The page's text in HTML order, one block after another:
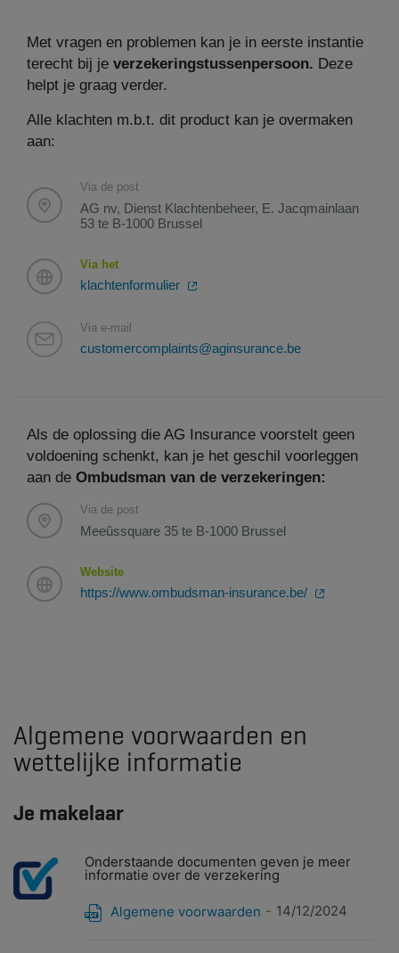
Met vragen en problemen kan je in eerste instantie
terecht bij je verzekeringstussenpersoon. Deze
helpt je graag verder.
Alle klachten m.b.t. dit product kan je overmaken
aan:
Via de post
AG nv, Dienst Klachtenbeheer, E. Jacqmainlaan
53 te B-1000 Brussel
Via het
klachtenformulier
Via e-mail
customercomplaints@aginsurance.be
Als de oplossing die AG Insurance voorstelt geen
voldoening schenkt, kan je het geschil voorleggen
aan de Ombudsman van de verzekeringen:
Via de post
Meeûssquare 35 te B-1000 Brussel
Website
https://www.ombudsman-insurance.be/
Algemene voorwaarden en
wettelijke informatie
Je makelaar
Onderstaande documenten geven je meer
informatie over de verzekering
Algemene voorwaarden 14/12/2024